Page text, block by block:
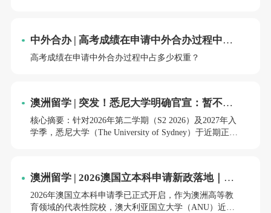
中外合办 | 高考成绩在申请中外合办过程中占
多少权重？
高考成绩在申请中外合办过程中占多少权重？
澳洲留学 | 突发！悉尼大学明确官宣：暂不接
受新托福iBT考试成绩
核心摘要：针对2026年第二学期（S2 2026）及2027年入
学季，悉尼大学（The University of Sydney）于近期正式
部（Department of Home Affairs）对新版考试的最终评估
结果，以确保其符合澳洲学生签证（Subclass 500）的语
言要求标准。
澳洲留学 | 2026澳国立本科申请新政落地｜正
式接收AP及SAT成绩，申请路径再扩容
2026年澳国立本科申请季已正式开启，作为澳洲高等教
育领域的代表性院校，澳大利亚国立大学（ANU）近期